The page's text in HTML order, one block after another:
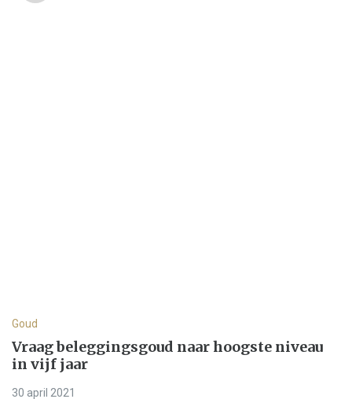
Goud
Vraag beleggingsgoud naar hoogste niveau
in vijf jaar
30 april 2021